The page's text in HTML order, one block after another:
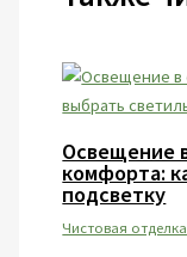
Освещение
комфорта:
подсветку
Чистовая отделка